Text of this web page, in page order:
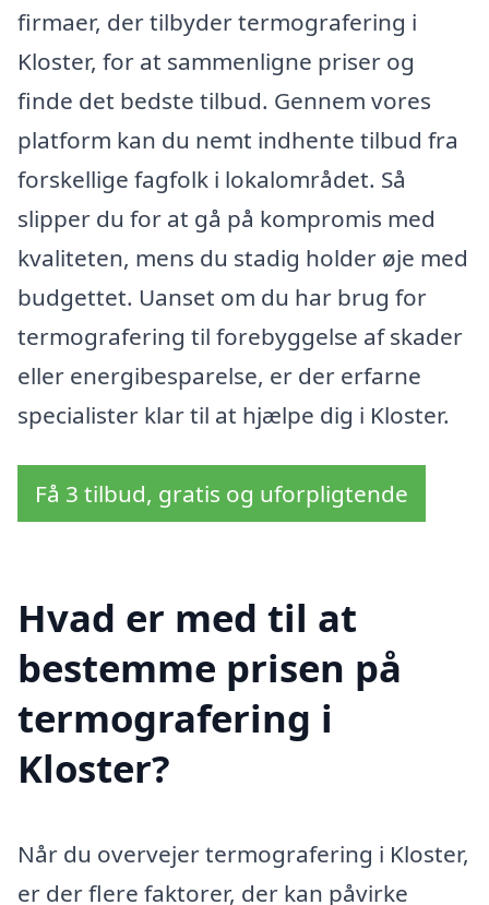
firmaer, der tilbyder termografering i
Kloster, for at sammenligne priser og
finde det bedste tilbud. Gennem vores
platform kan du nemt indhente tilbud fra
forskellige fagfolk i lokalområdet. Så
slipper du for at gå på kompromis med
kvaliteten, mens du stadig holder øje med
budgettet. Uanset om du har brug for
termografering til forebyggelse af skader
eller energibesparelse, er der erfarne
specialister klar til at hjælpe dig i Kloster.
Få 3 tilbud, gratis og uforpligtende
Hvad er med til at
bestemme prisen på
termografering i
Kloster?
Når du overvejer termografering i Kloster,
er der flere faktorer, der kan påvirke